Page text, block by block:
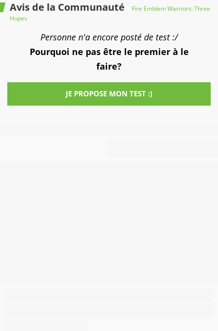
Avis de la Communauté
Fire Emblem Warriors: Three
Hopes
Personne n'a encore posté de test :/
Pourquoi ne pas être le premier à le
faire?
JE PROPOSE MON TEST :)